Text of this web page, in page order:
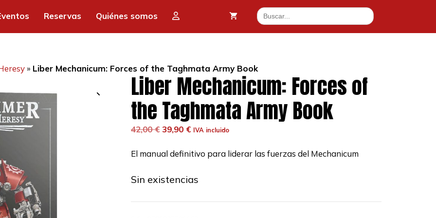
Reservas Quiénes somos Buscar:
» Liber Mechanicum: Forces of the Taghmata Army Book
Liber Mechanicum: Forces of
the Taghmata Army Book
42,00€ El
original
42,00 €.
39,90 €El
actual
39,90 €.
IVA incluido
El manual definitivo para liderar las fuerzas del Mechanicum
Sin existencias